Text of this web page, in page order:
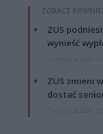
ZOBACZ
ZUS
wynieść
ZUS zmieni
dostać